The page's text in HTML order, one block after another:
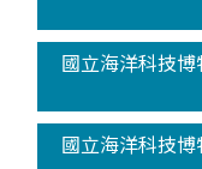
國立海洋科技
國立海洋科技